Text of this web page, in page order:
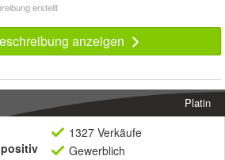
erstellt
anzeigen
Platin
positiv
1327 Verkäufe
Gewerblich